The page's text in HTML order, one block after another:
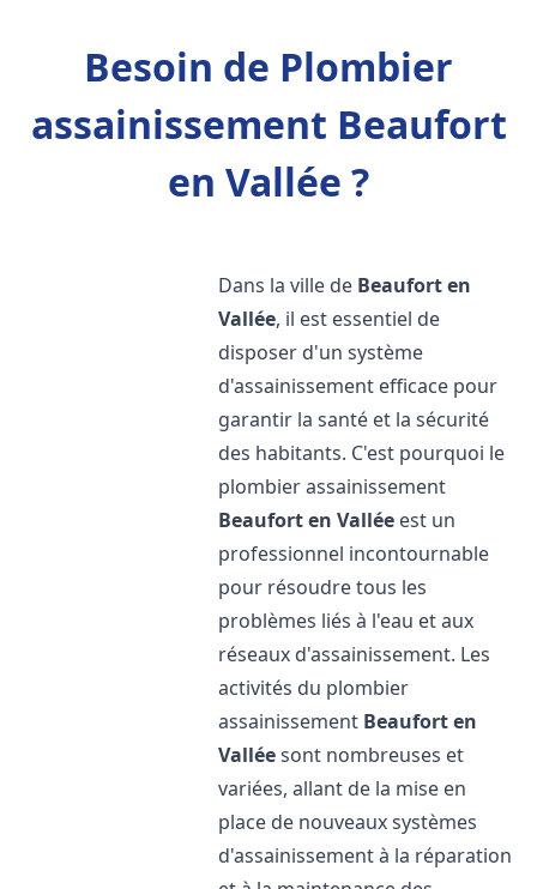
Besoin de Plombier
assainissement Beaufort
en Vallée ?
Dans la ville de Beaufort en
Vallée, il est essentiel de
disposer d'un système
d'assainissement efficace pour
garantir la santé et la sécurité
des habitants. C'est pourquoi le
plombier assainissement
Beaufort en Vallée est un
professionnel incontournable
pour résoudre tous les
problèmes liés à l'eau et aux
réseaux d'assainissement. Les
activités du plombier
assainissement Beaufort en
Valléesont nombreuses et
variées, allant de la mise en
place de nouveaux systèmes
d'assainissement à la réparation